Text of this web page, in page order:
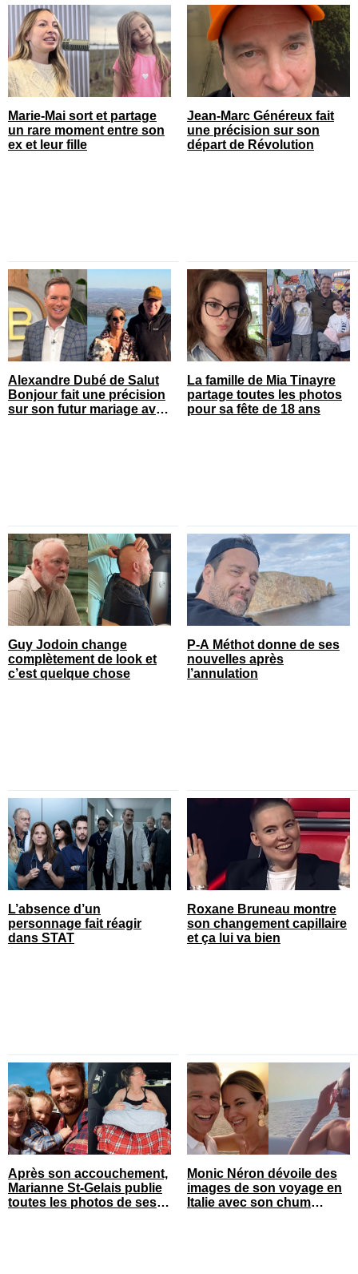
Marie-Mai sort et partage
un rare moment entre son
ex et leur fille
Jean-Marc Généreux fait
une précision sur son
départ de Révolution
Alexandre Dubé de Salut
Bonjour fait une précision
sur son futur mariage avec
La famille de Mia Tinayre
partage toutes les photos
pour sa fête de 18 ans
Guy Jodoin change
complètement de look et
c’est quelque chose
P-A Méthot donne de ses
nouvelles après
l’annulation
L’absence d’un
personnage fait réagir
dans STAT
Roxane Bruneau montre
son changement capillaire
et ça lui va bien
Après son accouchement,
Marianne St-Gelais publie
toutes les photos de ses
Monic Néron dévoile des
images de son voyage en
Italie avec son chum